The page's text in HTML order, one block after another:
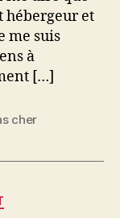
! hébergeur et
me suis
à
[…]
cher